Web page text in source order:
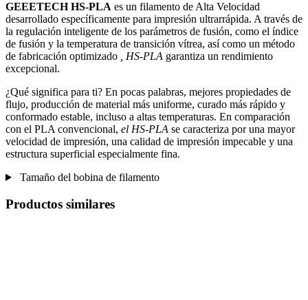
GEEETECH HS-PLA es un filamento de Alta Velocidad
desarrollado específicamente para impresión ultrarrápida. A través de
la regulación inteligente de los parámetros de fusión, como el índice
de fusión y la temperatura de transición vítrea, así como un método
de fabricación optimizado
, HS-PLA garantiza un rendimiento
excepcional.
¿Qué significa para ti? En pocas palabras, mejores propiedades de
flujo, producción de material más uniforme, curado más rápido y
conformado estable, incluso a altas temperaturas. En comparación
con el PLA convencional, el HS-PLA se caracteriza por una mayor
velocidad de impresión, una calidad de impresión impecable y una
estructura superficial especialmente fina.
Tamaño del bobina de filamento
Productos similares